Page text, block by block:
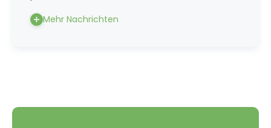
Mehr Nachrichten